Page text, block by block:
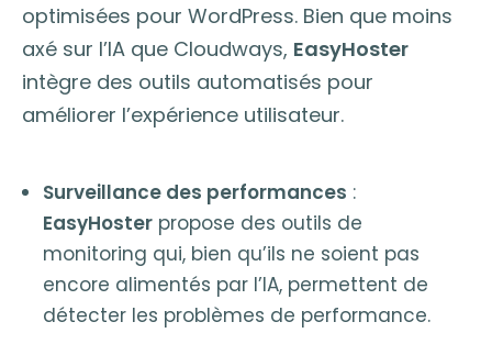
optimisées pour WordPress. Bien que moins
axé sur l’IA que Cloudways, EasyHoster
intègre des outils automatisés pour
améliorer l’expérience utilisateur.
Surveillance des performances :
EasyHoster propose des outils de
monitoring qui, bien qu’ils ne soient pas
encore alimentés par l’IA, permettent de
détecter les problèmes de performance.